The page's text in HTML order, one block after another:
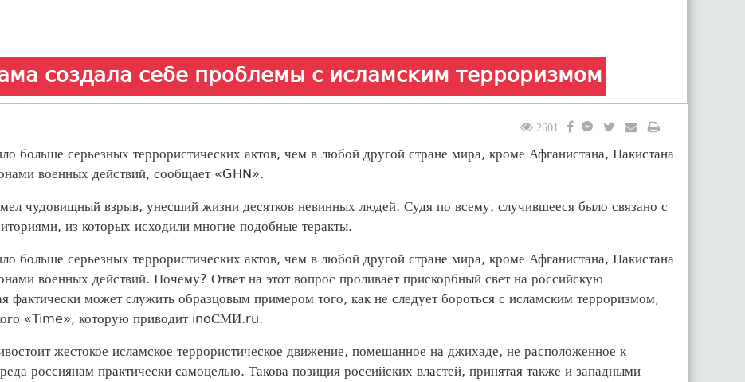
создала себе проблемы с исламским терроризмом
2601
больше серьезных террористических актов, чем в любой другой стране мира, кроме Афганистана, Пакистана
военных действий, сообщает «GHN».
чудовищный взрыв, унесший жизни десятков невинных людей. Судя по всему, случившееся было связано с
из которых исходили многие подобные теракты.
больше серьезных террористических актов, чем в любой другой стране мира, кроме Афганистана, Пакистана
военных действий. Почему? Ответ на этот вопрос проливает прискорбный свет на российскую
фактически может служить образцовым примером того, как не следует бороться с исламским терроризмом,
«Time», которую приводит inoСМИ.ru.
жестокое исламское террористическое движение, помешанное на джихаде, не расположенное к
россиянам практически самоцелью. Такова позиция российских властей, принятая также и западными